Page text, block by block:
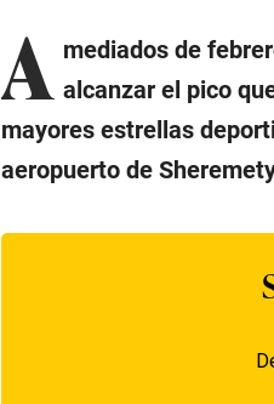
A mediados de
alcanzar el pico
mayores estrellas
aeropuerto de